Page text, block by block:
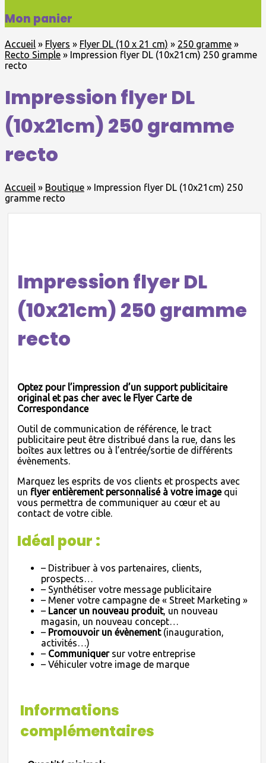
Mon panier
Accueil » Flyers » Flyer DL (10 x 21 cm) » 250 gramme »
Recto Simple » Impression flyer DL (10x21cm) 250 gramme
recto
Impression flyer DL
(10x21cm) 250 gramme
recto
Accueil » Boutique » Impression flyer DL (10x21cm) 250
gramme recto
Impression flyer DL
(10x21cm) 250 gramme
recto
Optez pour l’impression d’un support publicitaire
original et pas cher avec le Flyer Carte de
Correspondance
Outil de communication de référence, le tract
publicitaire peut être distribué dans la rue, dans les
boîtes aux lettres ou à l’entrée/sortie de différents
évènements.
Marquez les esprits de vos clients et prospects avec
un flyer entièrement personnalisé à votre imagequi
vous permettra de communiquer au cœur et au
contact de votre cible.
Idéal pour :
– Distribuer à vos partenaires, clients,
prospects…
– Synthétiser votre message publicitaire
– Mener votre campagne de « Street Marketing »
– Lancer un nouveau produit, un nouveau
magasin, un nouveau concept…
– Promouvoir un évènement(inauguration,
activités…)
– Communiquersur votre entreprise
– Véhiculer votre image de marque
Informations
complémentaires